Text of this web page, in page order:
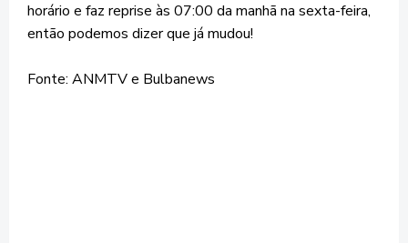
horário e faz reprise às 07:00 da manhã na sexta-feira,
então podemos dizer que já mudou!
Fonte: ANMTV e Bulbanews